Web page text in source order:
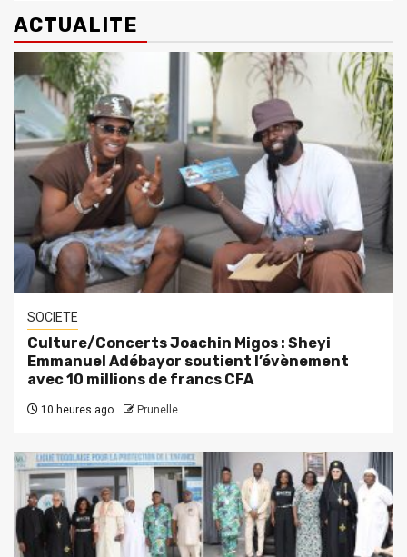
ACTUALITE
SOCIETE
Culture/Concerts Joachin Migos : Sheyi
Emmanuel Adébayor soutient l’évènement
avec 10 millions de francs CFA
10 heures ago Prunelle